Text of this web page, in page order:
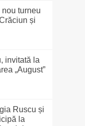
turneu
și
invitată la
„August”
Ruscu și
la